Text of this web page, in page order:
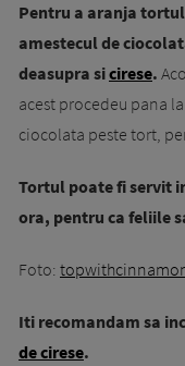
Pentru a aranja
amestecul de
deasupra sicirese.
acest procedeu pana
ciocolata peste tort,
Tortul poate fi servit
ora, pentru ca feliile
Foto:
Iti recomandam sa
de cirese.